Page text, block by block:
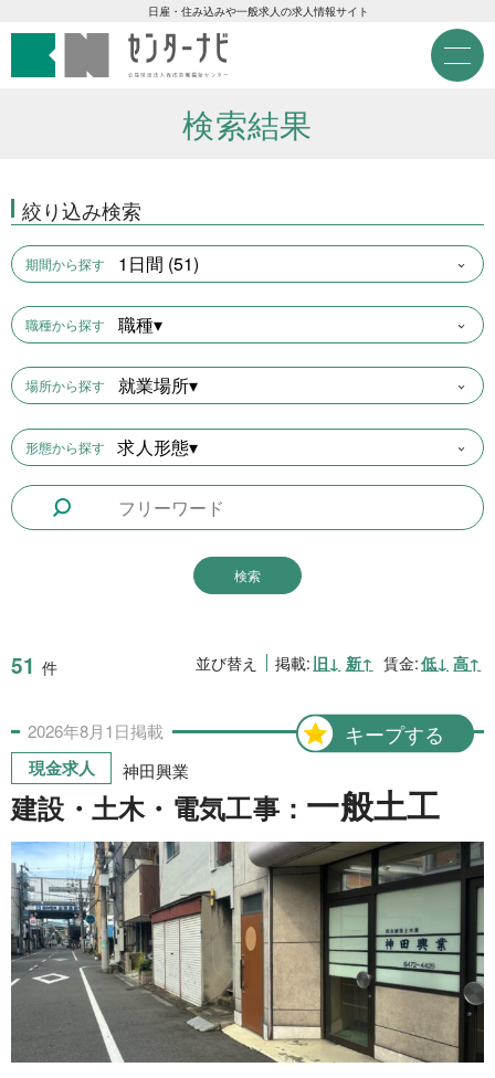
M
e
n
センターナビ 公益財団法
日雇・住み込みや一般求人の求人情報サイト
急募現金求人
急募契約求人
高齢者活躍求人
LINE応募可求人
はじめての方へ
事業主の皆様へ
雇用期間から探す
1日間
20日間 4件
30日間
31日間 2件
2ヶ月間 3件
6ヶ月間
1年間 2件
令和8年9月30日まで 1件
令和8年12月31日まで 1件
検索結果
絞り込み検索
期間から探す 1日間 (51)
職種から探す 職種▾
場所から探す 就業場所▾
形態から探す 求人形態▾
51 件 並び替え 掲載: 旧↓ 新↑ 賃金:低↓ 高↑
キープする
2026年8月1日掲載
現金求人 神田興業
建設・土木・電気工事： 一般土工